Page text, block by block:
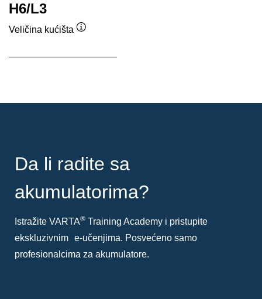
H6/L3
Veličina kućišta
Da li radite sa
akumulatorima?
Istražite VARTA® Training Academy i pristupite
ekskluzivnim e-učenjima. Posvećeno samo
profesionalcima za akumulatore.